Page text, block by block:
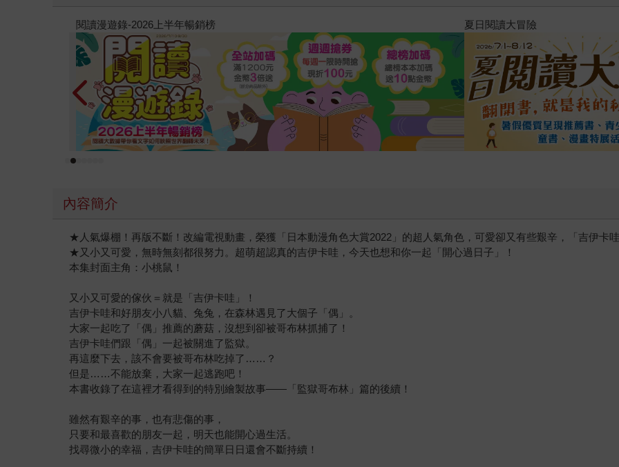
飢餓遊戲前傳贈早優券 教場電影版
內容簡介
★人氣爆棚！再版不斷！改編電視動畫，榮獲「日本動漫角色大賞2022」的超人氣角色，可愛卻又有些艱辛，「吉伊卡
★又小又可愛，無時無刻都很努力。超萌超認真的吉伊卡哇，今天也想和你一起「開心過日子」！
本集封面主角：小桃鼠！
又小又可愛的傢伙＝就是「吉伊卡哇」！
吉伊卡哇和好朋友小八貓、兔兔，在森林遇見了大個子「偶」。
大家一起吃了「偶」推薦的蘑菇，沒想到卻被哥布林抓捕了！
吉伊卡哇們跟「偶」一起被關進了監獄。
再這麼下去，該不會要被哥布林吃掉了……？
但是……不能放棄，大家一起逃跑吧！
本書收錄了在這裡才看得到的特別繪製故事——「監獄哥布林」篇的後續！
雖然有艱辛的事，也有悲傷的事，
只要和最喜歡的朋友一起，明天也能開心過生活。
找尋微小的幸福，吉伊卡哇的簡單日日還會不斷持續！